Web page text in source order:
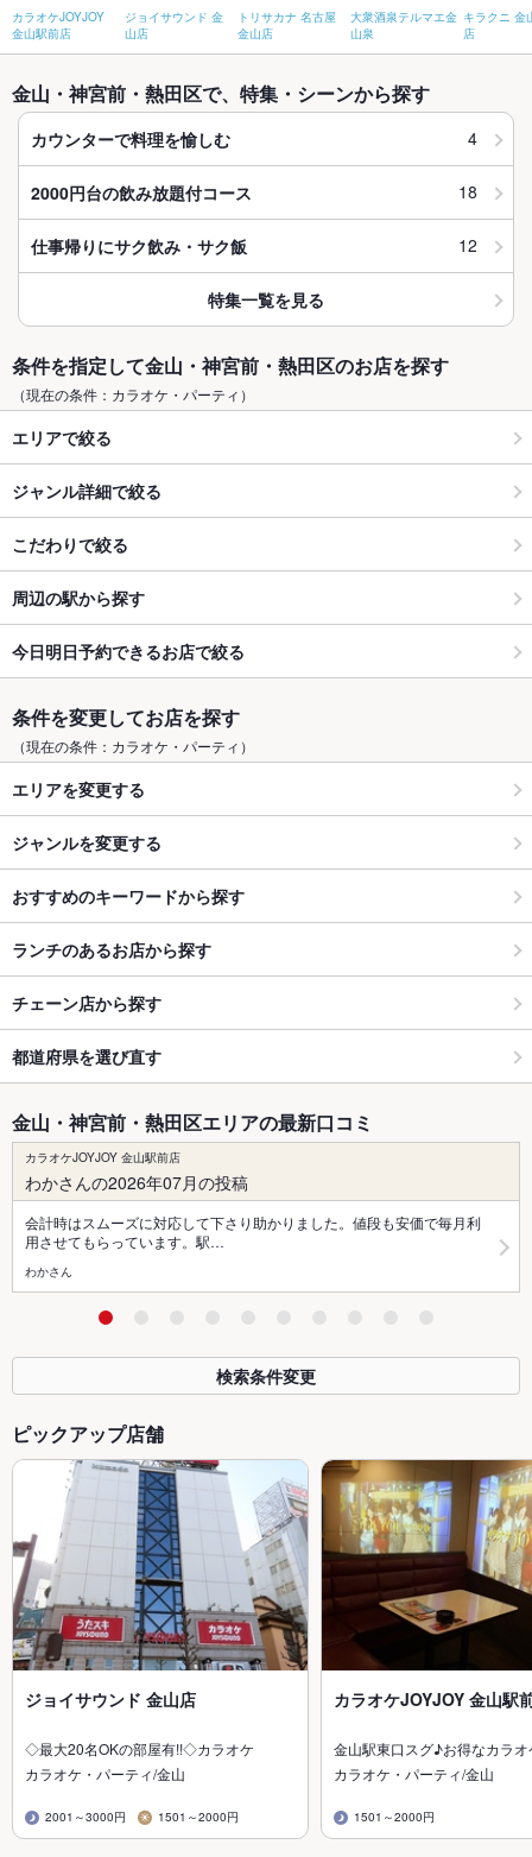
カラオケJOYJOY
金山駅前店
ジョイサウンド 金
山店
トリサカナ 名古屋
金山店
大衆酒泉テルマエ金
山泉
キラクニ 金
店
金山・神宮前・熱田区で、特集・シーンから探す
カウンターで料理を愉しむ 4
2000円台の飲み放題付コース 18
仕事帰りにサク飲み・サク飯 12
特集一覧を見る
条件を指定して金山・神宮前・熱田区のお店を探す
（現在の条件：カラオケ・パーティ）
エリアで絞る
ジャンル詳細で絞る
こだわりで絞る
周辺の駅から探す
今日明日予約できるお店で絞る
条件を変更してお店を探す
（現在の条件：カラオケ・パーティ）
エリアを変更する
ジャンルを変更する
おすすめのキーワードから探す
ランチのあるお店から探す
チェーン店から探す
都道府県を選び直す
金山・神宮前・熱田区エリアの最新口コミ
カラオケJOYJOY 金山駅前店
わかさんの2026年07月の投稿
会計時はスムーズに対応して下さり助かりました。値段も安価で毎月利
用させてもらっています。駅…
わかさん
検索条件変更
ピックアップ店舗
ジョイサウンド 金山店
◇最大20名OKの部屋有!!◇カラオケ
カラオケ・パーティ/金山
2001～3000円 1501～2000円
カラオケJOYJOY 金山駅
金山駅東口スグ♪お得なカラ
カラオケ・パーティ/金山
1501～2000円